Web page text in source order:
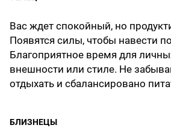
Вас ждет спокойный, но
Появятся силы, чтобы навести
Благоприятное время для
внешности или стиле. Не
отдыхать и сбалансировано
БЛИЗНЕЦЫ